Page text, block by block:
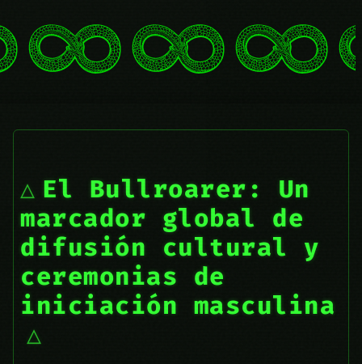
El Bullroarer: Un
marcador global de
difusión cultural y
ceremonias de
iniciación masculina